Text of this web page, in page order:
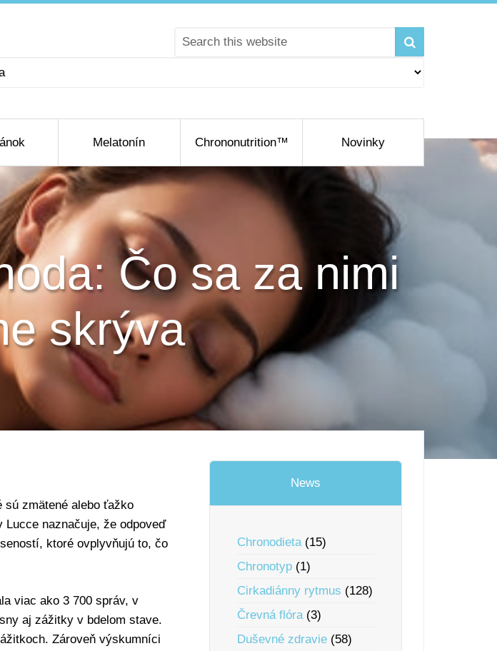
Melatonín Chrononutrition™ Novinky
Čo sa za nimi
skrýva
zmätené alebo ťažko
naznačuje, že odpoveď
ktoré ovplyvňujú to, čo
viac ako 3 700 správ, v
aj zážitky v bdelom stave.
Zároveň výskumníci
News
Chronodieta(15)
Chronotyp (1)
Cirkadiánny rytmus (128)
Črevná flóra(3)
Duševné zdravie (58)